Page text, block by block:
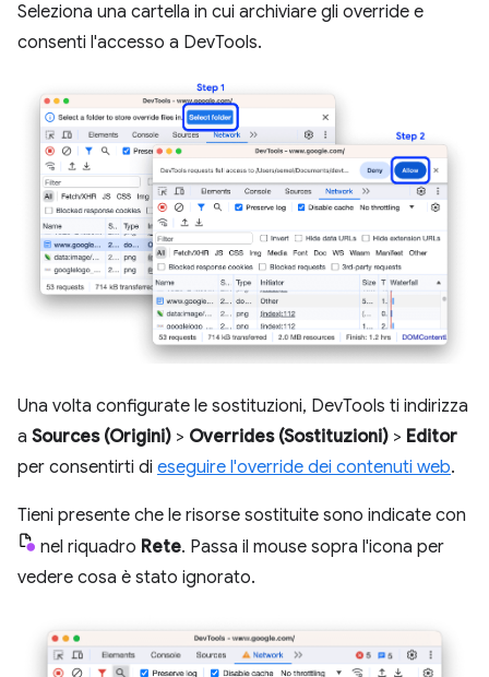
Seleziona una cartella in cui archiviare gli override e
consenti l'accesso a DevTools.
Una volta configurate le sostituzioni, DevTools ti indirizza
a Sources (Origini) > Overrides (Sostituzioni) > Editor
per consentirti di eseguire l'override dei contenuti web.
Tieni presente che le risorse sostituite sono indicate con
nel riquadro Rete. Passa il mouse sopra l'icona per
vedere cosa è stato ignorato.